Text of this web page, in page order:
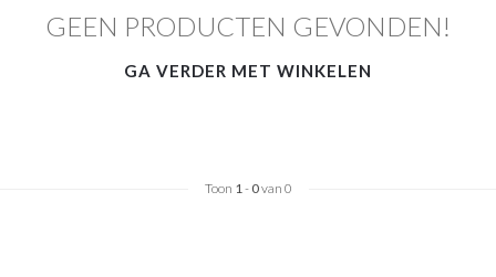
GEEN PRODUCTEN GEVONDEN!
GA VERDER MET WINKELEN
Toon 1- 0van 0